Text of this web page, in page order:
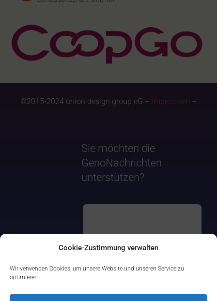
Cookie-Zustimmung verwalten
Wir verwenden Cookies, um unsere Website und unseren Service zu
optimieren.
©2015-2024 union design group eG – Impressum –
Sie möchten die
GenoNachrichten
unterstützen?